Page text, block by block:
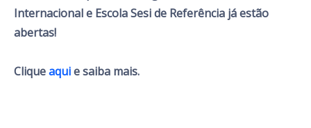
Internacional e Escola Sesi de Referência já estão
abertas!
Cliqueaquie saiba mais.